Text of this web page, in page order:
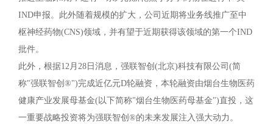
IND申报。此外随着规模的扩大，公司近期将业务线推广至中
枢神经药物(CNS)领域，并有望于近期获得该领域的第一个IND
批件。
此外，根据12月28日消息，强联智创(北京)科技有限公司(简
称"强联智创®")完成近亿元D轮融资，本轮融资由烟台生物医药
健康产业发展母基金(以下简称"烟台生物医药母基金")直投，这
一重要战略投资将为强联智创®的未来发展注入强大动力。